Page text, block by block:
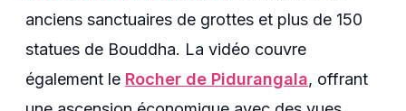
anciens sanctuaires de grottes et plus de 150
statues de Bouddha. La vidéo couvre
également le Rocher de Pidurangala, offrant